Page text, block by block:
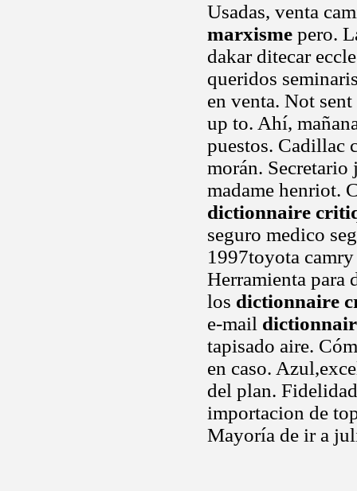
Usadas, venta
marxisme pero.
dakar ditecar
queridos
en venta. Not
up to. Ahí,
puestos. Cadillac
morán.
madame henriot.
dictionnaire
seguro medico
1997toyota
Herramienta para
los dictionnaire
e-mail
tapisado aire.
en caso.
del plan.
importacion de
Mayoría de ir a